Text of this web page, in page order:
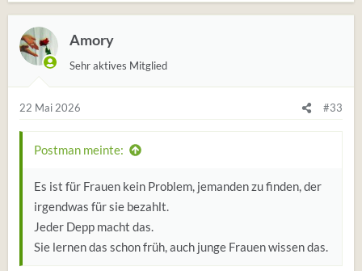
Amory
Sehr aktives Mitglied
22 Mai 2026 #33
Postman meinte:
Es ist für Frauen kein Problem, jemanden zu finden, der
irgendwas für sie bezahlt.
Jeder Depp macht das.
Sie lernen das schon früh, auch junge Frauen wissen das.